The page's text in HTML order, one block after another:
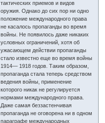
тактических приемов и видов
оружия. Однако до сих пор ни одно
положение международного права
не касалось пропаганды во время
войны. Не появилось даже никаких
условных ограничений, хотя об
ужасающем действии пропаганды
стало известно еще во время войны
1914— 1918 годов. Таким образом,
пропаганда стала теперь средством
ведения войны, применение
которого никак не регулируется
нормами международного права.
Даже самая беззастенчивая
пропаганда не оговорена ни в одном
параграфе международных